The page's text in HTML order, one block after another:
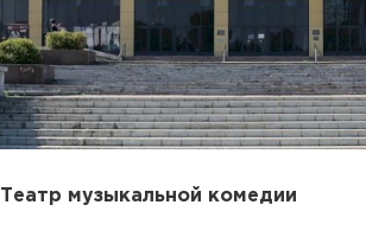
Театр музыкальной комедии